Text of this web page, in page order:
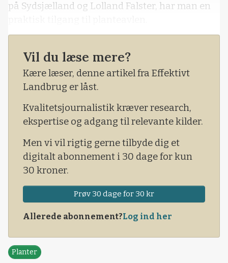
på Sydsjælland og Lolland Falster, har man en
Vil du læse mere?
Kære læser, denne artikel fra Effektivt
Landbrug er låst.
Kvalitetsjournalistik kræver research,
ekspertise og adgang til relevante kilder.
Men vi vil rigtig gerne tilbyde dig et
digitalt abonnement i 30 dage for kun
30 kroner.
Prøv 30 dage for 30 kr
Allerede abonnement?Log ind her
Planter